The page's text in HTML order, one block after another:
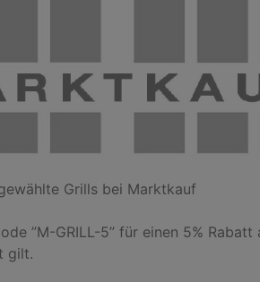
Grills bei Marktkauf
”M-GRILL-5” für einen 5%
gilt.